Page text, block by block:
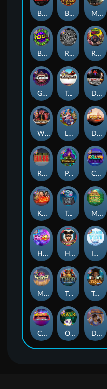
Manhattan Goes Wild
Roadkill
Kiss My Chainsaw
Book Of Shadows
Rock Bottom
Tractor Beam
Casino Win Spin
Land of the Free
Brick Snake 2000
Barbarian Fury
Poison Eve
Devil's Crossroad
Dragon Tribe
Tesla Jolt
Dungeon Quest
Coins of Fortune
Gluttony
Mayan Magic Wildfire
Hot 4 Cash
Tombstone
Owls
Whacked
Harlequin Carnival
Misery Mining
Thor: Hammer Time
Ice Ice Yeti
Remember Gulag